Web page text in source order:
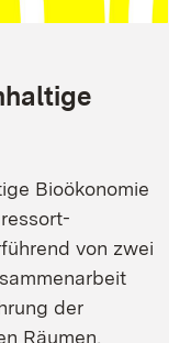
Bioökonomie
von zwei
der
Räumen,